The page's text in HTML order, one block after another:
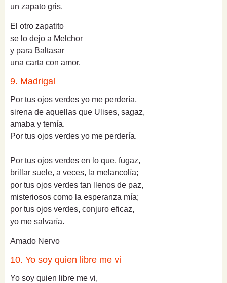
un zapato gris.
El otro zapatito
se lo dejo a Melchor
y para Baltasar
una carta con amor.
9. Madrigal
Por tus ojos verdes yo me perdería,
sirena de aquellas que Ulises, sagaz,
amaba y temía.
Por tus ojos verdes yo me perdería.
Por tus ojos verdes en lo que, fugaz,
brillar suele, a veces, la melancolía;
por tus ojos verdes tan llenos de paz,
misteriosos como la esperanza mía;
por tus ojos verdes, conjuro eficaz,
yo me salvaría.
Amado Nervo
10. Yo soy quien libre me vi
Yo soy quien libre me vi,